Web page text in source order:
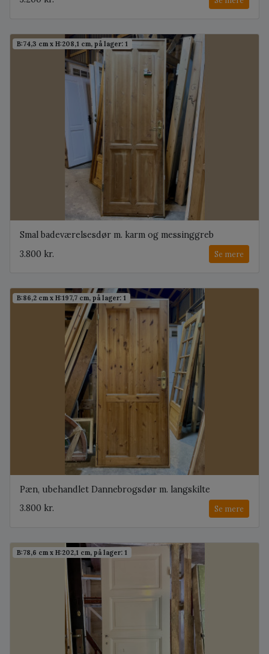
B:74,3 cm x H:208,1 cm, på lager: 1
Smal badeværelsesdør m. karm og messinggreb
3.800 kr.
Se mere
B:86,2 cm x H:197,7 cm, på lager: 1
Pæn, ubehandlet Dannebrogsdør m. langskilte
3.800 kr.
Se mere
B:78,6 cm x H:202,1 cm, på lager: 1